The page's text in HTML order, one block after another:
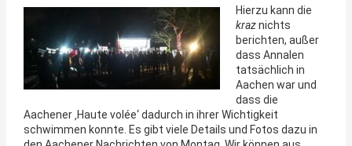
Hierzu kann die
kraznichts
berichten, außer
dass Annalen
tatsächlich in
Aachen war und
dass die
Aachener ‚Haute volée‘ dadurch in ihrer Wichtigkeit
schwimmen konnte. Es gibt viele Details und Fotos dazu in